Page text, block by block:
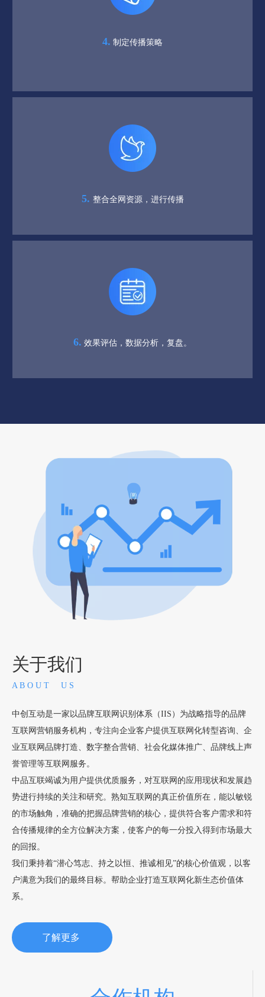
4. 制定传播策略
5. 整合全网资源，进行传播
6. 效果评估，数据分析，复盘。
关于我们
A B O U T U S
中创互动是一家以品牌互联网识别体系（IIS）为战略指导的品牌
互联网营销服务机构，专注向企业客户提供互联网化转型咨询、企
业互联网品牌打造、数字整合营销、社会化媒体推广、品牌线上声
誉管理等互联网服务。
中品互联竭诚为用户提供优质服务，对互联网的应用现状和发展趋
势进行持续的关注和研究。熟知互联网的真正价值所在，能以敏锐
的市场触角，准确的把握品牌营销的核心，提供符合客户需求和符
合传播规律的全方位解决方案，使客户的每一分投入得到市场最大
的回报。
我们秉持着“潜心笃志、持之以恒、推诚相见”的核心价值观，以客
户满意为我们的最终目标。帮助企业打造互联网化新生态价值体
系。
了解更多